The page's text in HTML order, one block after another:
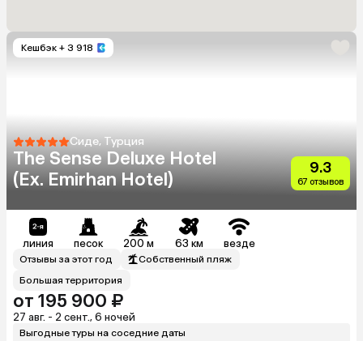
Кешбэк + 3 918
Сиде, Турция
The Sense Deluxe Hotel
(Ex. Emirhan Hotel)
9.3
67 отзывов
линия песок 200 м 63 км везде
Отзывы за этот год
Собственный пляж
Большая территория
от 195 900 ₽
27 авг. - 2 сент., 6 ночей
Выгодные туры на соседние даты